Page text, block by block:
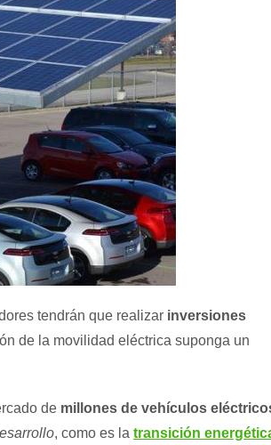
tendrán que realizar inversiones
de la movilidad eléctrica suponga un
de millones de vehículos
, como es la transición